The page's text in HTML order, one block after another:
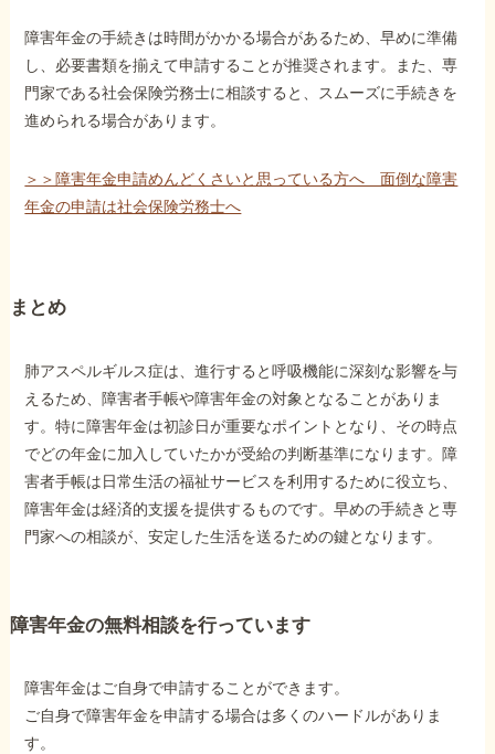
障害年金の手続きは時間がかかる場合があるため、早めに準備
し、必要書類を揃えて申請することが推奨されます。また、専
門家である社会保険労務士に相談すると、スムーズに手続きを
進められる場合があります。
＞＞障害年金申請めんどくさいと思っている方へ 面倒な障害
年金の申請は社会保険労務士へ
まとめ
肺アスペルギルス症は、進行すると呼吸機能に深刻な影響を与
えるため、障害者手帳や障害年金の対象となることがありま
す。特に障害年金は初診日が重要なポイントとなり、その時点
でどの年金に加入していたかが受給の判断基準になります。障
害者手帳は日常生活の福祉サービスを利用するために役立ち、
障害年金は経済的支援を提供するものです。早めの手続きと専
門家への相談が、安定した生活を送るための鍵となります。
障害年金の無料相談を行っています
障害年金はご自身で申請することができます。
ご自身で障害年金を申請する場合は多くのハードルがありま
す。